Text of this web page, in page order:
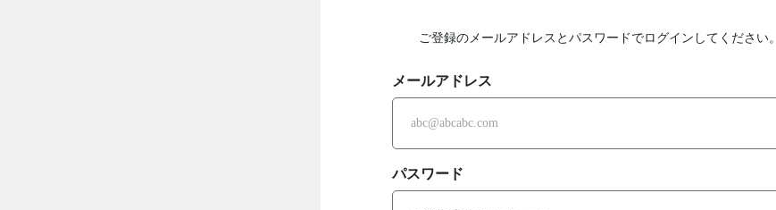
ご登録のメールアドレスとパスワードでログインしてください。
メールアドレス
パスワード